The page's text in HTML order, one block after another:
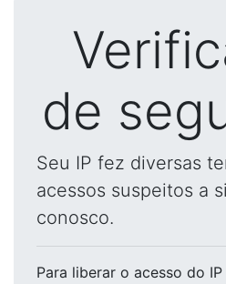
de
Seu IP fez diversas
acessos suspeitos a
conosco.
Para liberar o acesso do IP